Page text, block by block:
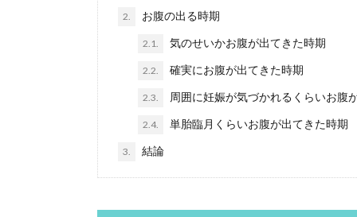
2. お腹の出る時期
2.1. 気のせいかお腹が出てきた時期
2.2. 確実にお腹が出てきた時期
2.3. 周囲に妊娠が気づかれるくらいお腹
2.4. 単胎臨月くらいお腹が出てきた時期
3. 結論